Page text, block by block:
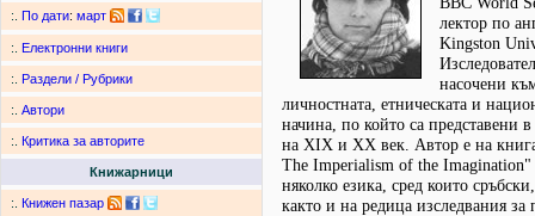
:. По дати: март
:. Електронни книги
:. Раздели / Рубрики
:. Автори
:. Критика за авторите
Книжарници
:. Книжен пазар
лектор по
Kingston
насочени
личностната, етническата и
начина, по който са представени в
на ХІХ и ХХ век. Автор е на
The Imperialism of the Imagination"
няколко езика, сред които
както и на редица изследвания за